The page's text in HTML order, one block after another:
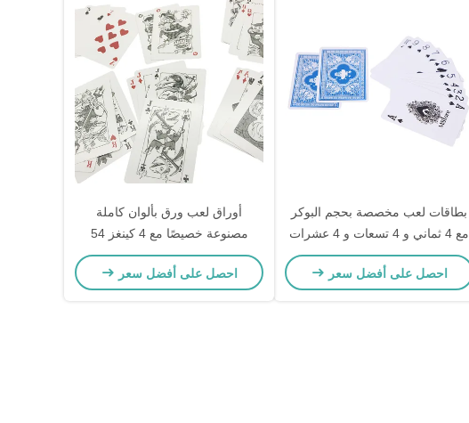
بطاقات لعب مخصصة بحجم البوكر
مع 4 ثماني و 4 تسعات و 4 عشرات
احصل على أفضل سعر
أوراق لعب ورق بألوان كاملة
مصنوعة خصيصًا مع 4 كينغز 54
قطعة
احصل على أفضل سعر